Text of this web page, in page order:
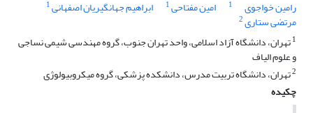
رامین خواجوی
1 امین مفتاحی1 ابراهیم جهانگیریان اصفهانی1
مرتضی ستاری2
1تهران، دانشگاه آزاد اسلامی، واحد تهران جنوب، گروه مهندسی شیمی نساجی
و علوم الیاف
2تهران، دانشگاه تربیت مدرس، دانشکده پزشکی، گروه میکروبیولوژی
چکیده